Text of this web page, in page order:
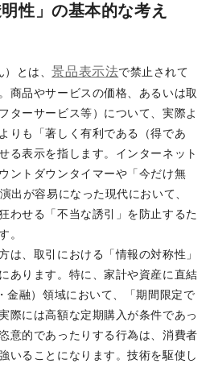
性」の基本的な考え
）とは、景品表示法で禁止されて
商品やサービスの価格、あるいは取
ターサービス等）について、実際よ
りも「著しく有利である（得であ
る表示を指します。インターネット
ントダウンタイマーや「今だけ無
出が容易になった現代において、
わせる「不当な誘引」を防止するた
。
は、取引における「情報の対称性」
あります。特に、家計や資産に直結
金融）領域において、「期間限定で
際には高額な定期購入が条件であっ
意的であったりする行為は、消費者
いることになります。技術を駆使し